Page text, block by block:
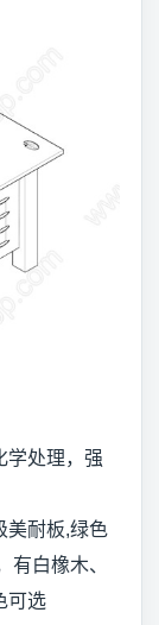
学处理，强
美耐板,绿色
有白橡木、
可选